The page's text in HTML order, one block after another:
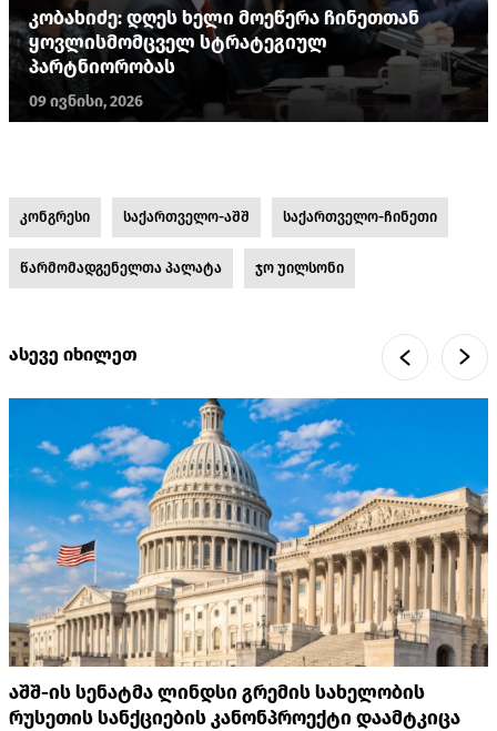
კობახიძე: დღეს ხელი მოეწერა ჩინეთთან
ყოვლისმომცველ სტრატეგიულ
პარტნიორობას
09 ივნისი, 2026
კონგრესი საქართველო-აშშ საქართველო-ჩინეთი
წარმომადგენელთა პალატა ჯო უილსონი
ასევე იხილეთ
აშშ-ის სენატმა ლინდსი გრემის სახელობის
რუსეთის სანქციების კანონპროექტი დაამტკიცა